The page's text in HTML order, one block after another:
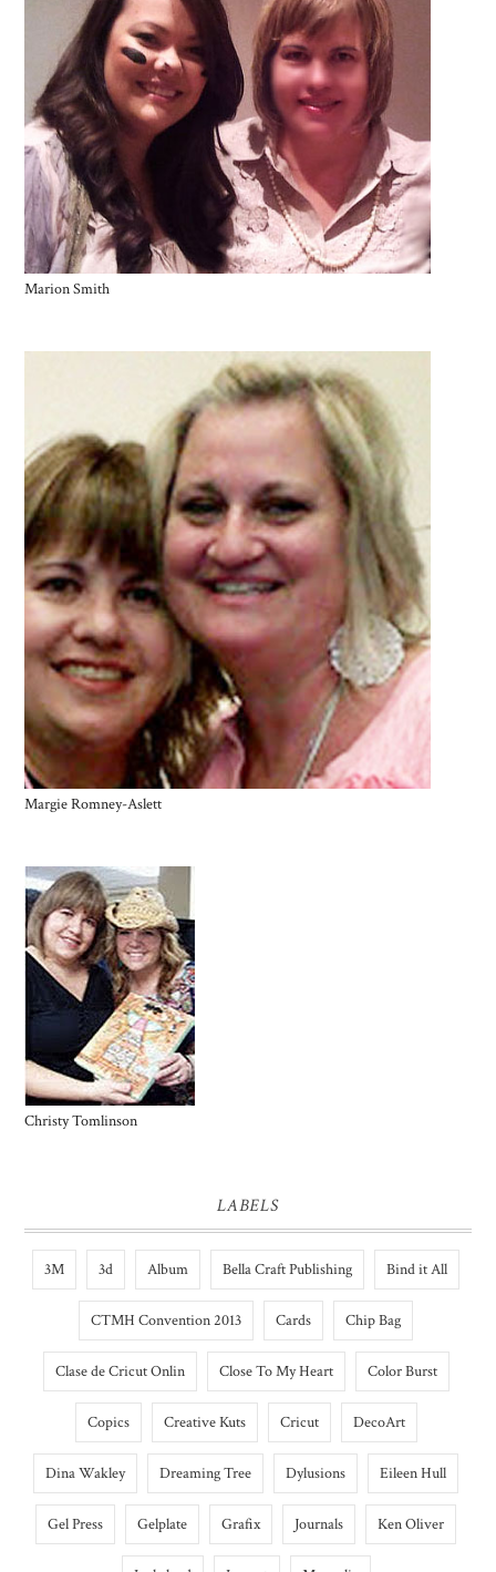
Marion Smith
Margie Romney-Aslett
Christy Tomlinson
LABELS
3M 3d Album Bella Craft Publishing Bind it All
CTMH Convention 2013 Cards Chip Bag
Clase de Cricut Onlin Close To My Heart Color Burst
Copics Creative Kuts Cricut DecoArt
Dina Wakley Dreaming Tree Dylusions Eileen Hull
Gel Press Gelplate Grafix Journals Ken Oliver